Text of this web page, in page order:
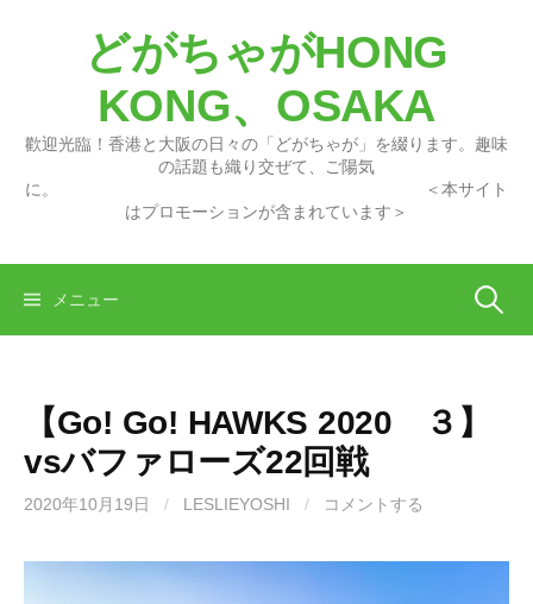
どがちゃがHONG
KONG、OSAKA
歡迎光臨！香港と大阪の日々の「どがちゃが」を綴ります。趣味
の話題も織り交ぜて、ご陽気
に。 ＜本サイト
はプロモーションが含まれています＞
メニュー 検
【Go! Go! HAWKS 2020 ３】
vsバファローズ22回戦
2020年10月19日 / LESLIEYOSHI / コメントする